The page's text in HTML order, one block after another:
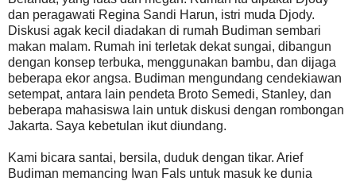
dan peragawati Regina Sandi Harun, istri muda Djody.
Diskusi agak kecil diadakan di rumah Budiman sembari
makan malam. Rumah ini terletak dekat sungai, dibangun
dengan konsep terbuka, menggunakan bambu, dan dijaga
beberapa ekor angsa. Budiman mengundang cendekiawan
setempat, antara lain pendeta Broto Semedi, Stanley, dan
beberapa mahasiswa lain untuk diskusi dengan rombongan
Jakarta. Saya kebetulan ikut diundang.
Kami bicara santai, bersila, duduk dengan tikar. Arief
Budiman memancing Iwan Fals untuk masuk ke dunia